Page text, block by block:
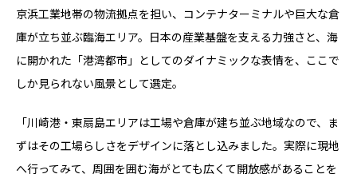
京浜工業地帯の物流拠点を担い、コンテナターミナルや巨大な倉
庫が立ち並ぶ臨海エリア。日本の産業基盤を支える力強さと、海
に開かれた「港湾都市」としてのダイナミックな表情を、ここで
しか見られない風景として選定。
「川崎港・東扇島エリアは工場や倉庫が建ち並ぶ地域なので、ま
ずはその工場らしさをデザインに落とし込みました。実際に現地
へ行ってみて、周囲を囲む海がとても広くて開放感があることを